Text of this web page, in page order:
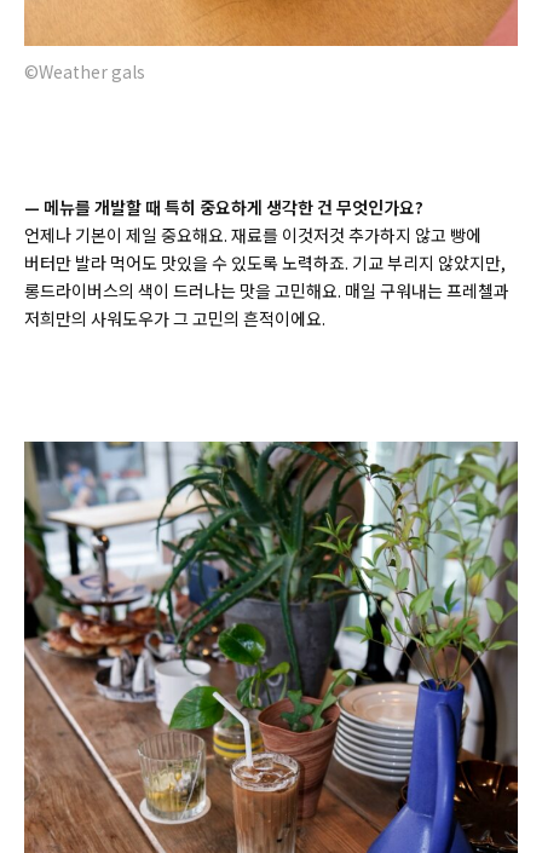
©Weather gals
— 메뉴를 개발할 때 특히 중요하게 생각한 건 무엇인가요?
언제나 기본이 제일 중요해요. 재료를 이것저것 추가하지 않고 빵에
버터만 발라 먹어도 맛있을 수 있도록 노력하죠. 기교 부리지 않았지만,
롱드라이버스의 색이 드러나는 맛을 고민해요. 매일 구워내는 프레첼과
저희만의 사워도우가 그 고민의 흔적이에요.